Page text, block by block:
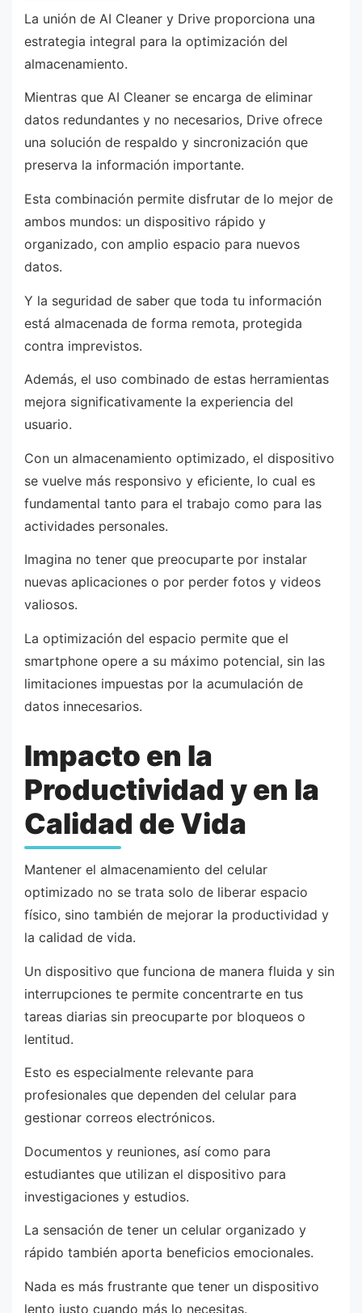
La unión de AI Cleaner y Drive proporciona una
estrategia integral para la optimización del
almacenamiento.
Mientras que AI Cleaner se encarga de eliminar
datos redundantes y no necesarios, Drive ofrece
una solución de respaldo y sincronización que
preserva la información importante.
Esta combinación permite disfrutar de lo mejor de
ambos mundos: un dispositivo rápido y
organizado, con amplio espacio para nuevos
datos.
Y la seguridad de saber que toda tu información
está almacenada de forma remota, protegida
contra imprevistos.
Además, el uso combinado de estas herramientas
mejora significativamente la experiencia del
usuario.
Con un almacenamiento optimizado, el dispositivo
se vuelve más responsivo y eficiente, lo cual es
fundamental tanto para el trabajo como para las
actividades personales.
Imagina no tener que preocuparte por instalar
nuevas aplicaciones o por perder fotos y videos
valiosos.
La optimización del espacio permite que el
smartphone opere a su máximo potencial, sin las
limitaciones impuestas por la acumulación de
datos innecesarios.
Impacto en la
Productividad y en la
Calidad de Vida
Mantener el almacenamiento del celular
optimizado no se trata solo de liberar espacio
físico, sino también de mejorar la productividad y
la calidad de vida.
Un dispositivo que funciona de manera fluida y sin
interrupciones te permite concentrarte en tus
tareas diarias sin preocuparte por bloqueos o
lentitud.
Esto es especialmente relevante para
profesionales que dependen del celular para
gestionar correos electrónicos.
Documentos y reuniones, así como para
estudiantes que utilizan el dispositivo para
investigaciones y estudios.
La sensación de tener un celular organizado y
rápido también aporta beneficios emocionales.
Nada es más frustrante que tener un dispositivo
lento justo cuando más lo necesitas.